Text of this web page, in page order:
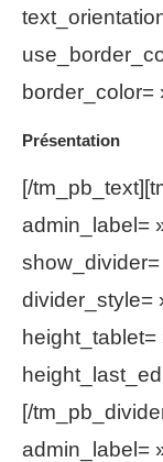
border_color=
Présentation
[/
admin_label=
divider_style=
[/
admin_label=